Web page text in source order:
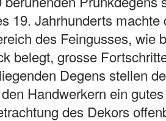
19. Jahrhunderts
des Feingusses, wie
belegt, grosse
Degens stellen
Handwerkern ein
des Dekors